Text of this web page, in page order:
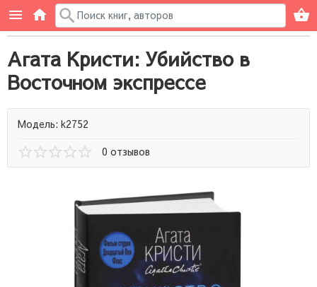
Агата Кристи: Убийство в
Восточном экспрессе
Модель: k2752
0 отзывов